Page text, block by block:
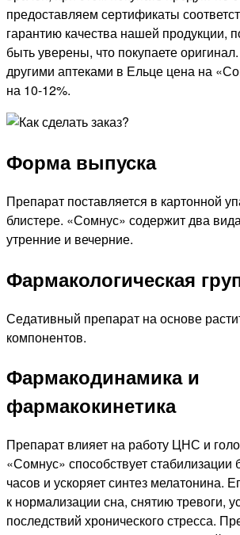
предоставляем сертификаты
гарантию качества нашей продукции,
быть уверены, что покупаете
другими аптеками в Ельце цена на
на 10-12%.
Форма выпуска
Препарат поставляется в картонной
блистере. «Сомнус» содержит два
утренние и вечерние.
Фармакологическая
Седативный препарат на основе
компонентов.
Фармакодинамика и
фармакокинетика
Препарат влияет на работу ЦНС и
«Сомнус» способствует стабилизации
часов и ускоряет синтез мелатонина.
к нормализации сна, снятию тревоги,
последствий хронического стресса.